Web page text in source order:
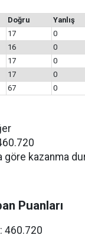
Doğru Yanlış
17 0
16 0
17 0
17 0
67 0
göre kazanma
Puanları
460.720